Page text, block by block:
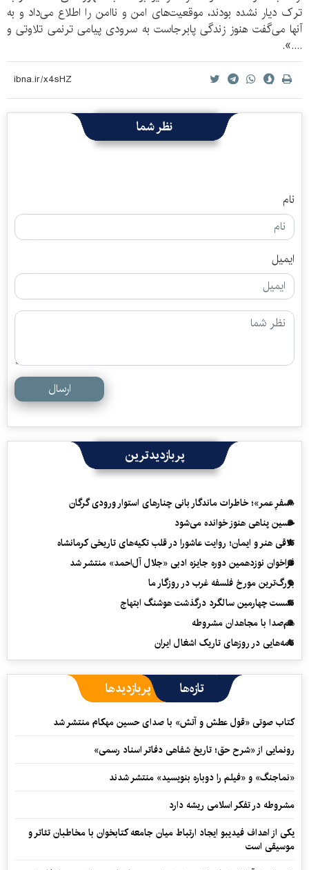
ترک دیار نشده بودند، موقعیت‌های امن و ناامن را اطلاع می‌داد و به
آنها می‌گفت هنوز زندگی پابرجاست به سرودی پیامی ترنمی تلاوتی و
....».
نظر شما
نام
ایمیل
ارسال
پربازدیدترین
«سفرِ عمر»؛ خاطرات ماندگار بانی چنارهای استوار ورودی گرگان
حسین پناهی هنوز خوانده می‌شود
تلاقی هنر و ایمان؛ روایت عاشورا در قلب تکیه‌های تاریخی کرمانشاه
فراخوان نوزدهمین دوره جایزه ادبی «جلال آل‌احمد» منتشر شد
بزرگ‌ترین مورخ فلسفه غرب در روزگار ما
نشست چهارمین سالگرد درگذشت هوشنگ ابتهاج
هم‌صدا با مجاهدان مشروطه
نامه‌هایی در روزهای تاریک اشغال ایران
تازه‌ها پربازدیدها
کتاب صوتی «قول عطش و آتش» با صدای حسین مهکام منتشر شد
رونمایی از «شرح حق؛ تاریخ شفاهی دفاتر اسناد رسمی»
«نماجنگ» و «فیلم را دوباره بنویسید» منتشر شدند
مشروطه در تفکر اسلامی ریشه دارد
یکی از اهداف فیدیبو ایجاد ارتباط میان جامعه کتابخوان با مخاطبان تئاتر و
موسیقی است